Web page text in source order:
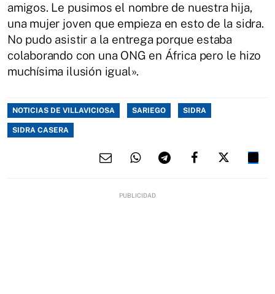
amigos. Le pusimos el nombre de nuestra hija,
una mujer joven que empieza en esto de la sidra.
No pudo asistir a la entrega porque estaba
colaborando con una ONG en África pero le hizo
muchísima ilusión igual».
NOTICIAS DE VILLAVICIOSA SARIEGO SIDRA
SIDRA CASERA